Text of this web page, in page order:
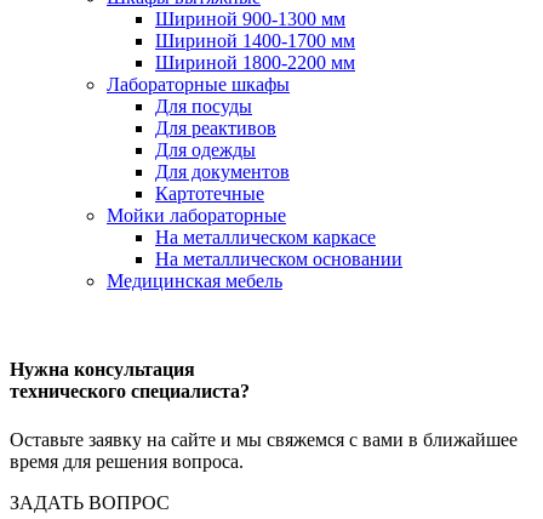
Шириной 900-1300 мм
Шириной 1400-1700 мм
Шириной 1800-2200 мм
Лабораторные шкафы
Для посуды
Для реактивов
Для одежды
Для документов
Картотечные
Мойки лабораторные
На металлическом каркасе
На металлическом основании
Медицинская мебель
Нужна консультация
технического специалиста?
Оставьте заявку на сайте и мы свяжемся с вами в ближайшее
время для решения вопроса.
ЗАДАТЬ ВОПРОС